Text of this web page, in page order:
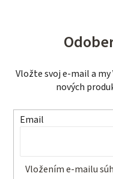
Vložte svoj e-mail a
nových
Email
Vložením e-mailu